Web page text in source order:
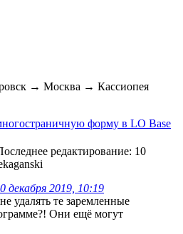
→ Москва → Кассиопея
форму в LO Base
редактирование: 10
2019, 10:19
удалять те заремленные
Они ещё могут